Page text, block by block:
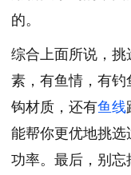
的。
综合上面所说，挑
素，有鱼情，有钓
钩材质，还有鱼线
能帮你更优地挑选
功率。最后，别忘